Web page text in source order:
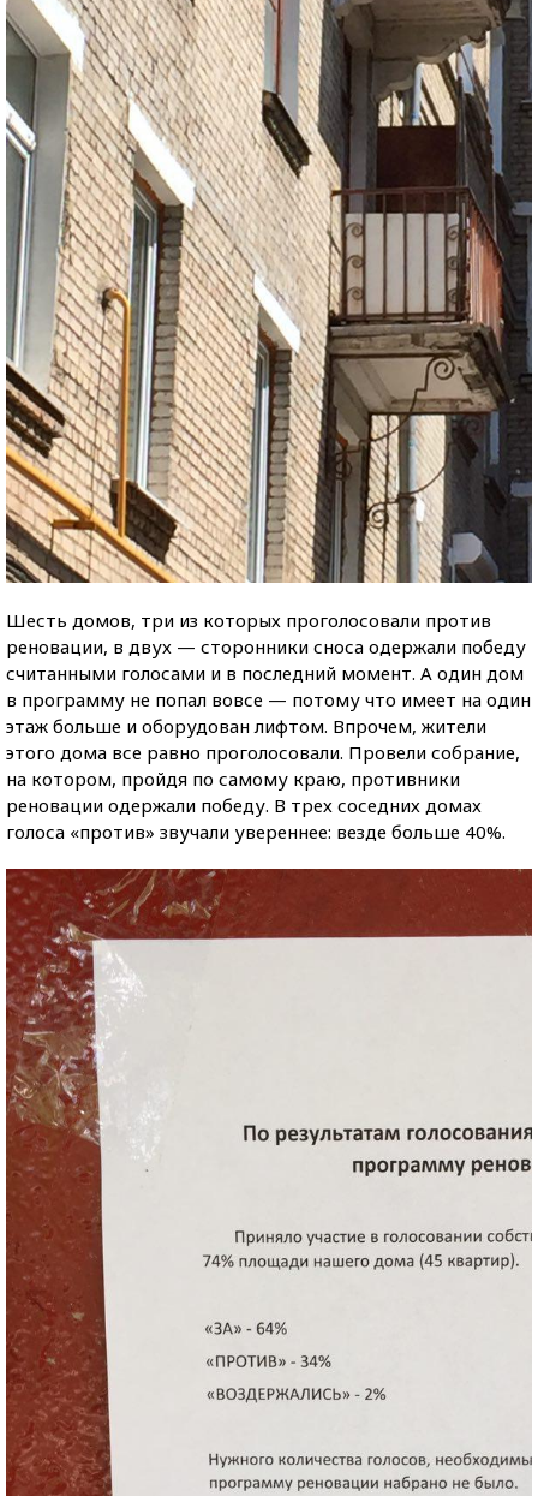
Шесть домов, три из которых проголосовали против
реновации, в двух — сторонники сноса одержали победу
считанными голосами и в последний момент. А один дом
в программу не попал вовсе — потому что имеет на один
этаж больше и оборудован лифтом. Впрочем, жители
этого дома все равно проголосовали. Провели собрание,
на котором, пройдя по самому краю, противники
реновации одержали победу. В трех соседних домах
голоса «против» звучали увереннее: везде больше 40%.